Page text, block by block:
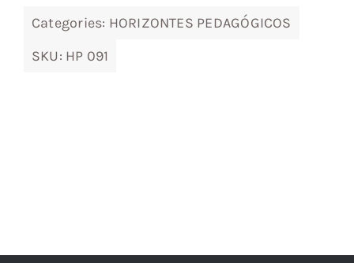
Categories: HORIZONTES PEDAGÓGICOS
SKU: HP 091